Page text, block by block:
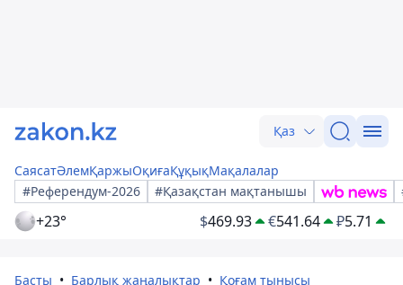
Қаз
СаясатӘлемҚаржыОқиғаҚұқықМақалалар
#Референдум-2026
#Қазақстан мақтанышы
+23° $469.93 €541.64 ₽5.71
Басты Барлық жаңалықтар Қоғам тынысы